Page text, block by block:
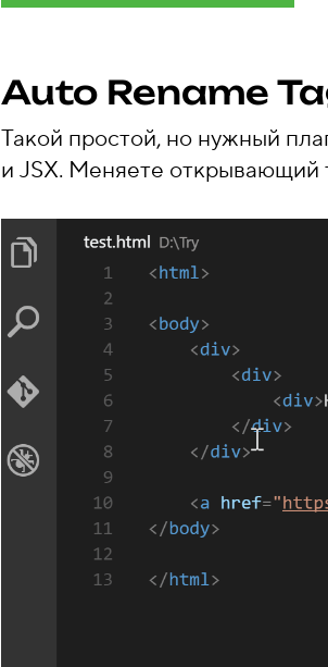
Auto Rename
Такой простой, но нужный
и JSX. Меняете открывающий